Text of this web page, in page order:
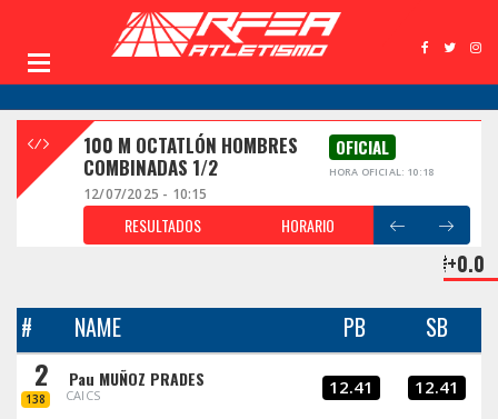
100 M OCTATLÓN HOMBRES
COMBINADAS 1/2
OFICIAL
HORA OFICIAL: 10:18
12/07/2025 - 10:15
RESULTADOS HORARIO
+0.0
# NAME PB SB
2
138
Pau MUÑOZ PRADES
CAICS 12.41 12.41